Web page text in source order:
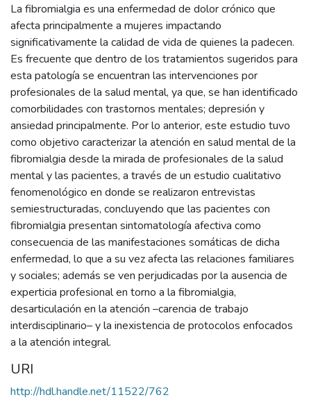
La fibromialgia es una enfermedad de dolor crónico que
afecta principalmente a mujeres impactando
significativamente la calidad de vida de quienes la padecen.
Es frecuente que dentro de los tratamientos sugeridos para
esta patología se encuentran las intervenciones por
profesionales de la salud mental, ya que, se han identificado
comorbilidades con trastornos mentales; depresión y
ansiedad principalmente. Por lo anterior, este estudio tuvo
como objetivo caracterizar la atención en salud mental de la
fibromialgia desde la mirada de profesionales de la salud
mental y las pacientes, a través de un estudio cualitativo
fenomenológico en donde se realizaron entrevistas
semiestructuradas, concluyendo que las pacientes con
fibromialgia presentan sintomatología afectiva como
consecuencia de las manifestaciones somáticas de dicha
enfermedad, lo que a su vez afecta las relaciones familiares
y sociales; además se ven perjudicadas por la ausencia de
experticia profesional en torno a la fibromialgia,
desarticulación en la atención –carencia de trabajo
interdisciplinario– y la inexistencia de protocolos enfocados
a la atención integral.
URI
http://hdl.handle.net/11522/762